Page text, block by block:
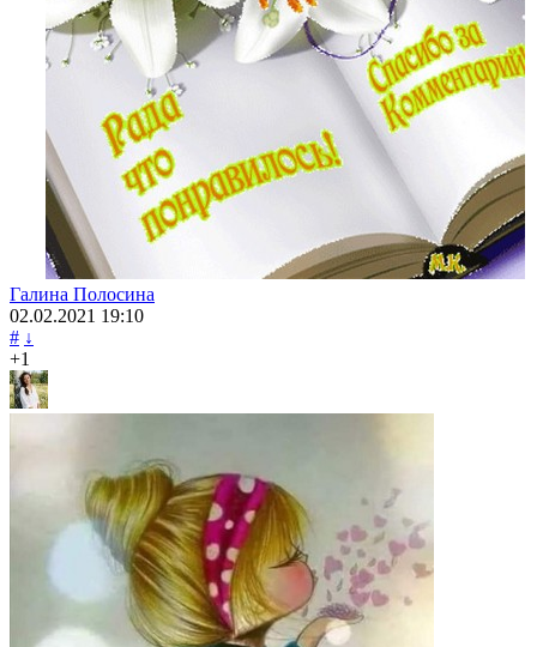
Галина Полосина
02.02.2021 19:10
# ↓
+1